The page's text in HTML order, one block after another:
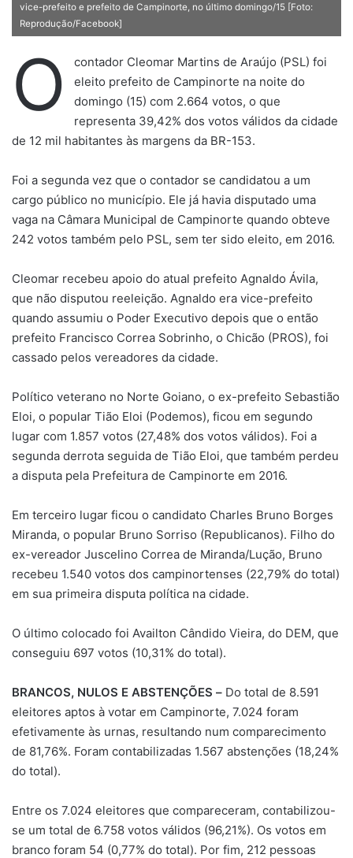
vice-prefeito e prefeito de Campinorte, no último domingo/15 [Foto:
Reprodução/Facebook]
O
contador Cleomar Martins de Araújo (PSL) foi
eleito prefeito de Campinorte na noite do
domingo (15) com 2.664 votos, o que
representa 39,42% dos votos válidos da cidade
de 12 mil habitantes às margens da BR-153.
Foi a segunda vez que o contador se candidatou a um
cargo público no município. Ele já havia disputado uma
vaga na Câmara Municipal de Campinorte quando obteve
242 votos também pelo PSL, sem ter sido eleito, em 2016.
Cleomar recebeu apoio do atual prefeito Agnaldo Ávila,
que não disputou reeleição. Agnaldo era vice-prefeito
quando assumiu o Poder Executivo depois que o então
prefeito Francisco Correa Sobrinho, o Chicão (PROS), foi
cassado pelos vereadores da cidade.
Político veterano no Norte Goiano, o ex-prefeito Sebastião
Eloi, o popular Tião Eloi (Podemos), ficou em segundo
lugar com 1.857 votos (27,48% dos votos válidos). Foi a
segunda derrota seguida de Tião Eloi, que também perdeu
a disputa pela Prefeitura de Campinorte em 2016.
Em terceiro lugar ficou o candidato Charles Bruno Borges
Miranda, o popular Bruno Sorriso (Republicanos). Filho do
ex-vereador Juscelino Correa de Miranda/Lução, Bruno
recebeu 1.540 votos dos campinortenses (22,79% do total)
em sua primeira disputa política na cidade.
O último colocado foi Availton Cândido Vieira, do DEM, que
conseguiu 697 votos (10,31% do total).
BRANCOS, NULOS E ABSTENÇÕES – Do total de 8.591
eleitores aptos à votar em Campinorte, 7.024 foram
efetivamente às urnas, resultando num comparecimento
de 81,76%. Foram contabilizadas 1.567 abstenções (18,24%
do total).
Entre os 7.024 eleitores que compareceram, contabilizou-
se um total de 6.758 votos válidos (96,21%). Os votos em
branco foram 54 (0,77% do total). Por fim, 212 pessoas